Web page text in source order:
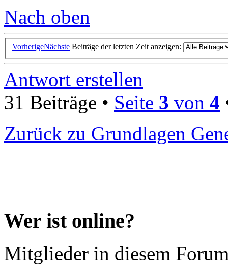
Nach oben
VorherigeNächste Beiträge der letzten Zeit anzeigen:
Antwort erstellen
31 Beiträge • Seite 3 von 4
Zurück zu Grundlagen
Wer ist online?
Mitglieder in diesem